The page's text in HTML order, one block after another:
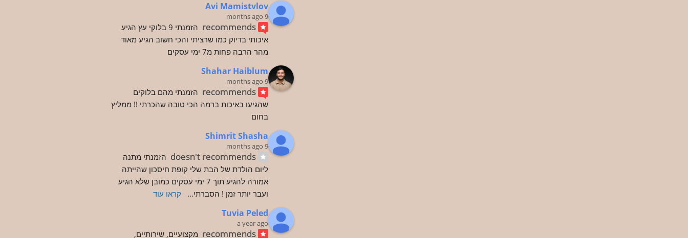
Avi Mamistvlov
9 months ago
recommends
איכותי בדיוק כמו שרציתי והכי חשוב הגיע מאוד
מהר הרבה פחות מ7 ימי עסקים
Shahar Haiblum
9 months ago
recommends
שהגיעו באיכות ברמה הכי טובה שהכרתי !! ממליץ
בחום
Shimrit Shasha
9 months ago
doesn't recommends
אמורה להגיע תוך 7 ימי עסקים כמובן שלא הגיע
ועבר יותר זמן ! הסברתי... קראו עוד
Tuvia Peled
a year ago
recommends